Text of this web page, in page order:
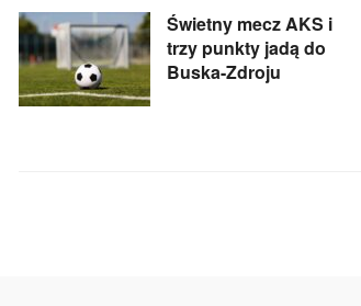
Świetny mecz AKS i
trzy punkty jadą do
Buska-Zdroju